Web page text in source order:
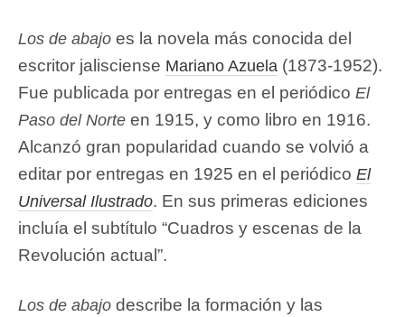
Los de abajo es la novela más conocida del
escritor jalisciense Mariano Azuela (1873-1952).
Fue publicada por entregas en el periódico El
Paso del Norte en 1915, y como libro en 1916.
Alcanzó gran popularidad cuando se volvió a
editar por entregas en 1925 en el periódico El
Universal Ilustrado. En sus primeras ediciones
incluía el subtítulo “Cuadros y escenas de la
Revolución actual”.
Los de abajo describe la formación y las